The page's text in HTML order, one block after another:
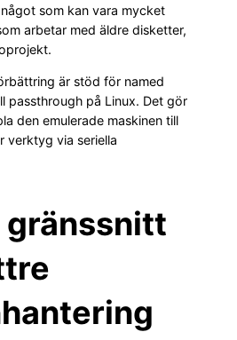
som kan vara mycket
arbetar med äldre disketter,
är stöd för named
passthrough på Linux. Det gör
den emulerade maskinen till
verktyg via seriella
gränssnitt